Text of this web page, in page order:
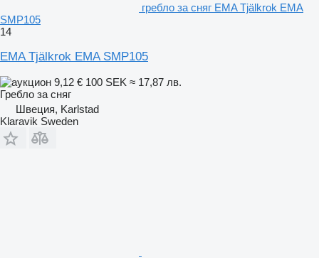
гребло за сняг EMA Tjälkrok EMA
SMP105
14
EMA Tjälkrok EMA SMP105
9,12 € 100 SEK ≈ 17,87 лв.
Гребло за сняг
Швеция, Karlstad
Klaravik Sweden